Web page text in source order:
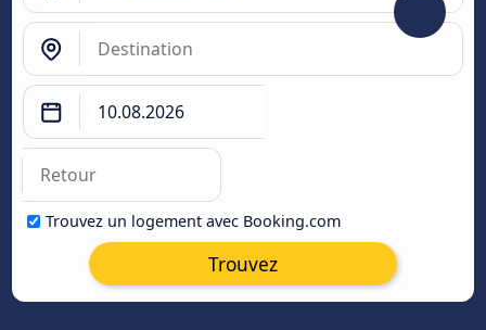
Trouvez un logement avec Booking.com
Trouvez